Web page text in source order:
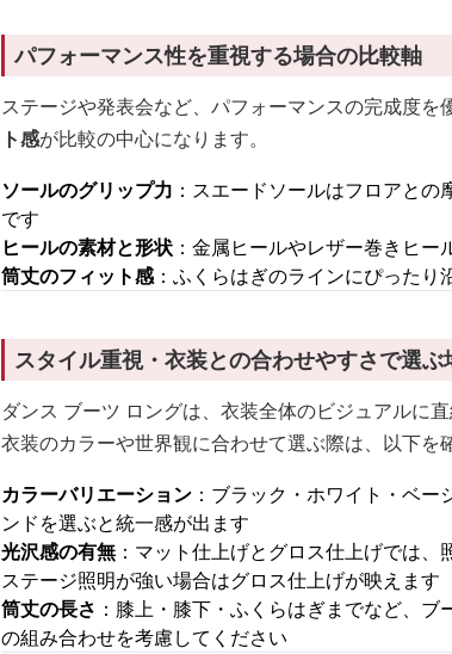
パフォーマンス性を重視する場合の比較軸
ステージや発表会など、パフォーマンスの完成度を
ト感が比較の中心になります。
ソールのグリップ力 ：スエードソールはフロアと
です
ヒールの素材と形状 ：金属ヒールやレザー巻きヒ
筒丈のフィット感：ふくらはぎのラインにぴったり
スタイル重視・衣装との合わせやすさで選ぶ
ダンス ブーツ ロングは、衣装全体のビジュアルに直
衣装のカラーや世界観に合わせて選ぶ際は、以下を
カラーバリエーション ：ブラック・ホワイト・ベ
ンドを選ぶと統一感が出ます
光沢感の有無 ：マット仕上げとグロス仕上げでは、
ステージ照明が強い場合はグロス仕上げが映えます
筒丈の長さ ：膝上・膝下・ふくらはぎまでなど、
の組み合わせを考慮してください